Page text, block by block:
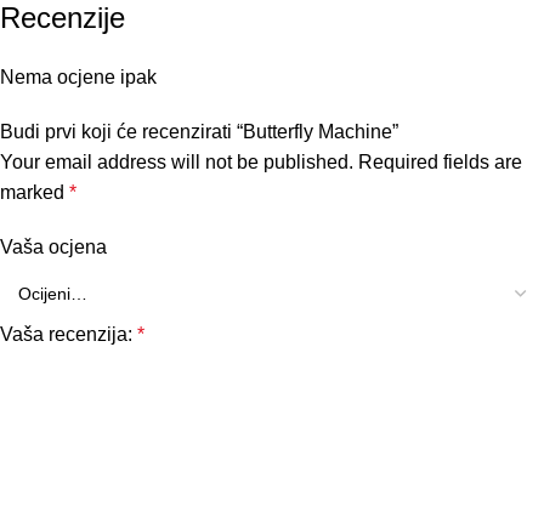
Recenzije
Nema ocjene ipak
Budi prvi koji će recenzirati “Butterfly Machine”
Your email address will not be published. Required fields are
marked *
Vaša ocjena
Vaša recenzija: *